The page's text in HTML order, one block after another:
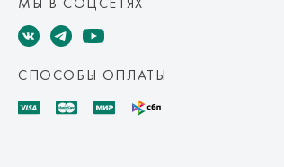
СПОСОБЫ ОПЛАТЫ